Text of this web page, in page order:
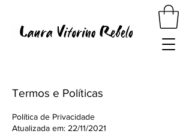
Termos e Políticas
Política de Privacidade
Atualizada em: 22/11/2021